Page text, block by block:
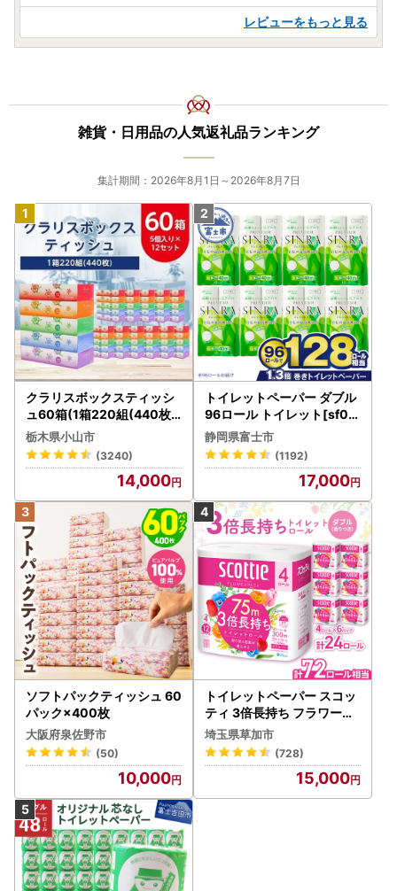
レビューをもっと見る
雑貨・日用品の人気返礼品ランキング
集計期間：2026年8月1日～2026年8月7日
クラリスボックスティッシ
ュ60箱(1箱220組(440枚))
(5個入り×12セット)【配送
不可地域：離島・沖縄県】
【1256759】
栃木県小山市
(3240)
14,000
トイレットペーパー ダブル
96ロール トイレット[sf00
1-012]
静岡県富士市
(1192)
17,000
ソフトパックティッシュ 60
パック×400枚
大阪府泉佐野市
(50)
10,000
トイレットペーパー スコッ
ティ 3倍長持ち フラワーパ
ック 4ロール×6P
埼玉県草加市
(728)
15,000